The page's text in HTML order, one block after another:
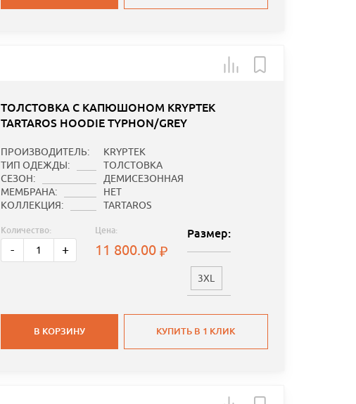
ТОЛСТОВКА С КАПЮШОНОМ KRYPTEK
TARTAROS HOODIE TYPHON/GREY
ПРОИЗВОДИТЕЛЬ:
KRYPTEK
ТИП ОДЕЖДЫ:
ТОЛСТОВКА
СЕЗОН:
ДЕМИСЕЗОННАЯ
МЕМБРАНА:
НЕТ
КОЛЛЕКЦИЯ:
TARTAROS
Количество:
- +
Цена:
11 800.00
Размер:
3XL
В КОРЗИНУ КУПИТЬ В 1 КЛИК